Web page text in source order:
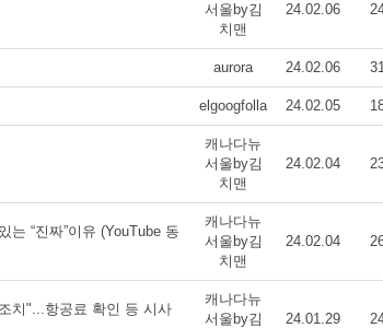
서울by김
치맨
24.02.06
aurora 24.02.06
elgoogfolla 24.02.05
캐나다뉴
서울by김
치맨
24.02.04
는 “진짜”이유 (YouTube 동
캐나다뉴
서울by김
치맨
24.02.04
치"...항공료 확인 등 시사
캐나다뉴
서울by김
24.01.29